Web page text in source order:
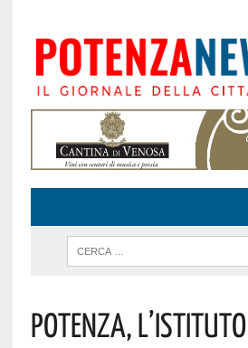
Potenza,